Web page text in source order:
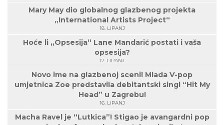
Mary May dio globalnog glazbenog projekta
„International Artists Project“
18. LIPANJ
Hoće li „Opsesija“ Lane Mandarić postati i vaša
opsesija?
17. LIPANJ
Novo ime na glazbenoj sceni! Mlada V-pop
umjetnica Zoe predstavila debitantski singl “Hit My
Head” u Zagrebu!
16. LIPANJ
Macha Ravel je “Lutkica”! Stigao je avangardni pop